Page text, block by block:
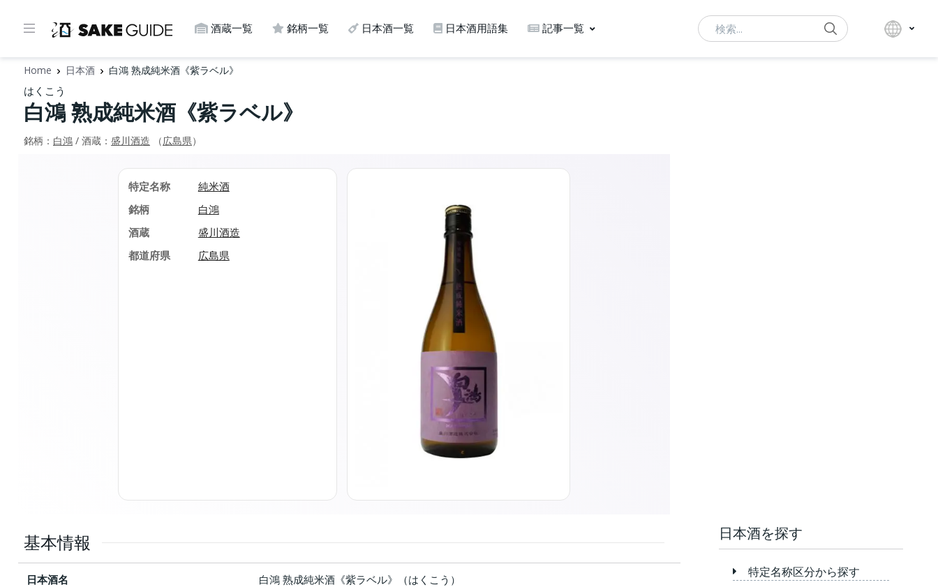
酒蔵一覧 銘柄一覧 日本酒一覧 日本酒用語集 記事一覧 Search
Home 日本酒 白鴻 熟成純米酒《紫ラベル》
はくこう
白鴻 熟成純米酒《紫ラベル》
銘柄： 白鴻 / 酒蔵： 盛川酒造 （広島県）
特定名称
純米酒
銘柄
白鴻
酒蔵
盛川酒造
都道府県
広島県
基本情報
日本酒名 白鴻 熟成純米酒《紫ラベル》（はくこう）
日本酒を探す
特定名称区分から探す